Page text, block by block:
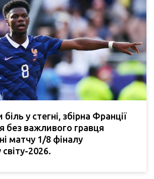
у стегні, збірна Франції
без важливого гравця
матчу 1/8 фіналу
2026.